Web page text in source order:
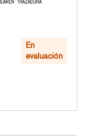
En
evaluación